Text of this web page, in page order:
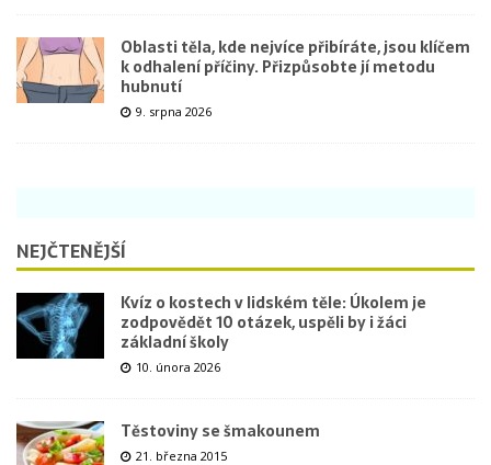
Oblasti těla, kde nejvíce přibíráte, jsou klíčem
k odhalení příčiny. Přizpůsobte jí metodu
hubnutí
9. srpna 2026
NEJČTENĚJŠÍ
Kvíz o kostech v lidském těle: Úkolem je
zodpovědět 10 otázek, uspěli by i žáci
základní školy
10. února 2026
Těstoviny se šmakounem
21. března 2015